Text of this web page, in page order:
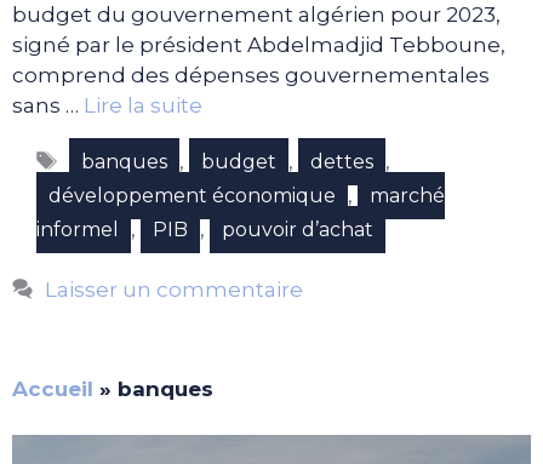
budget du gouvernement algérien pour 2023,
signé par le président Abdelmadjid Tebboune,
comprend des dépenses gouvernementales
sans … Lire la suite
Étiquettes
banques , budget , dettes ,
développement économique ,
marché
informel
, PIB , pouvoir d’achat
Laisser un commentaire
Accueil » banques